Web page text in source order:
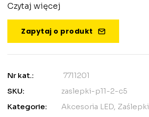
Czytaj więcej
Zapytaj o produkt
Nr kat.:
7711201
SKU:
zaslepki-p11-2-c5
Kategorie:
Akcesoria LED, Zaślepki